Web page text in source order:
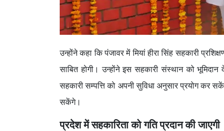
उन्होंने कहा कि पंजावर में मियां हीरा सिंह सहकारी
साबित होगी। उन्होंने इस सहकारी संस्थान को
सहकारी सम्पत्ति को अपनी सुविधा अनुसार प्रयोग कर
सकेंगे।
प्रदेश में सहकारिता को गति प्रदान की जाएगी